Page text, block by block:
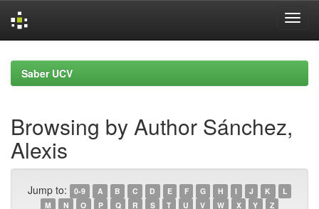
navigationSaber UCV
Browsing by Author Sánchez,
Alexis
Jump to: 0-9 A B C D E F G H I J K
L
M
N O P Q R S T U V W X Y Z